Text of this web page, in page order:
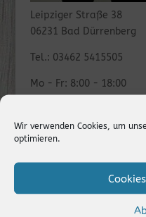
Wir verwenden Cookies, um
optimieren.
Leipziger Straße 38
06231 Bad Dürrenberg
Tel.: 03462 5415505
Mo - Fr: 8:00 - 18:00